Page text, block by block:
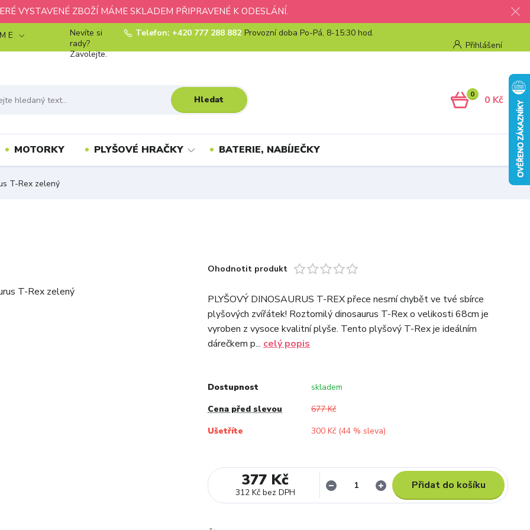
VYSTAVENÉ ZBOŽÍ MÁME SKLADEM PŘIPRAVENÉ K ODESLÁNÍ.
E
Přihlášení
Hledat
Nevíte si
rady?
Zavolejte.
Telefon: +420 777 288 882 Provozní doba Po-Pá, 8-15:30 hod.
0 0 Kč
MOTORKY PLYŠOVÉ HRAČKY BATERIE, NABÍJEČKY
T-Rex zelený
Ohodnotit produkt
PLYŠOVÝ DINOSAURUS T-REX přece nesmí chybět ve tvé sbírce
plyšových zvířátek! Roztomilý dinosaurus T-Rex o velikosti 68cm je
vyroben z vysoce kvalitní plyše. Tento plyšový T-Rex je ideálním
dárečkem p... celý popis
Dostupnost
skladem
Cena před slevou
677 Kč
Ušetříte
300 Kč (44 % sleva)
377 Kč
312 Kč bez DPH
Přidat do košíku